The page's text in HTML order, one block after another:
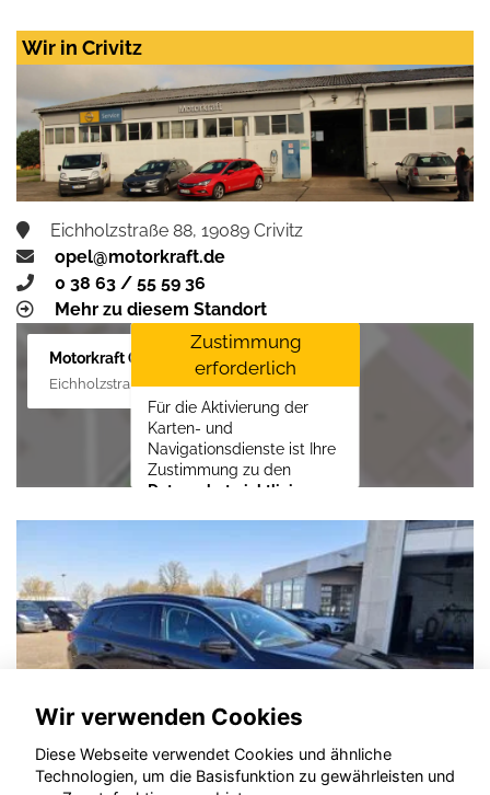
Zustimmen und
aktivieren
Wir in Crivitz
Eichholzstraße 88, 19089 Crivitz
opel@motorkraft.de
0 38 63 / 55 59 36
Mehr zu diesem Standort
Motorkraft GmbH
Eichholzstraße 88, 19089 Crivitz
Zustimmung
erforderlich
Für die Aktivierung der
Karten- und
Navigationsdienste ist Ihre
Zustimmung zu den
Datenschutzrichtlinien
Zustimmen und
aktivieren
Wir verwenden Cookies
Diese Webseite verwendet Cookies und ähnliche
Technologien, um die Basisfunktion zu gewährleisten und